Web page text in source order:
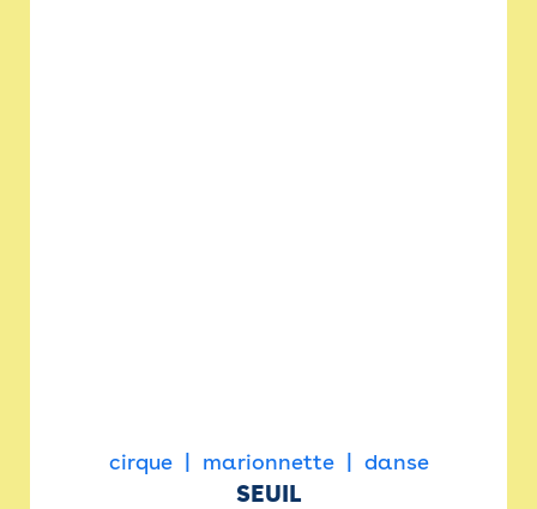
cirque marionnette danse
SEUIL